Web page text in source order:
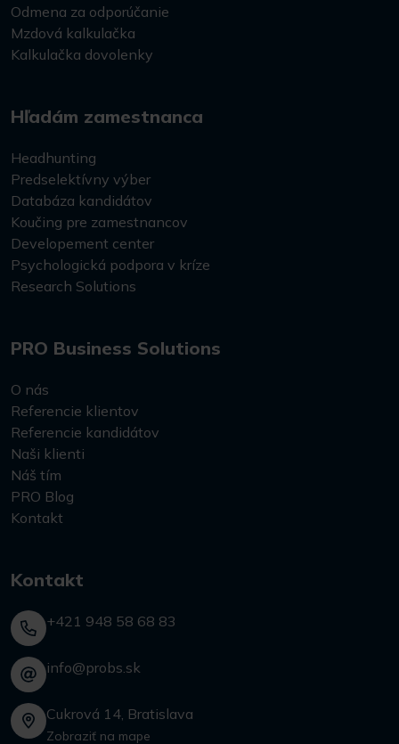
Odmena za odporúčanie
Mzdová kalkulačka
Kalkulačka dovolenky
Hľadám zamestnanca
Headhunting
Predselektívny výber
Databáza kandidátov
Koučing pre zamestnancov
Developement center
Psychologická podpora v kríze
Research Solutions
PRO Business Solutions
O nás
Referencie klientov
Referencie kandidátov
Naši klienti
Náš tím
PRO Blog
Kontakt
Kontakt
+421 948 58 68 83
info@probs.sk
Cukrová 14, Bratislava
Zobraziť na mape